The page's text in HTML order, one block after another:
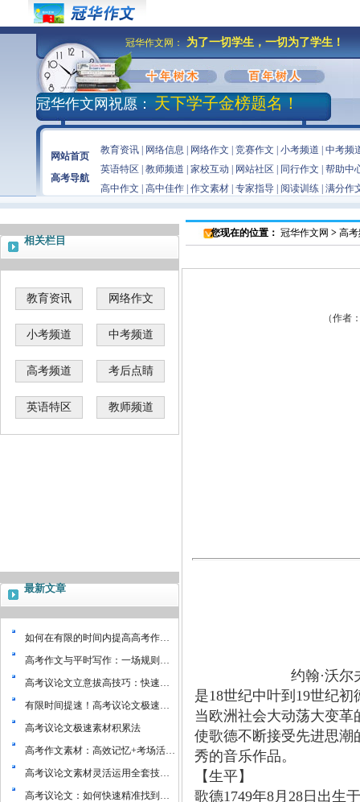
冠华作文网： 为了一切学生，一切为了学生！
冠华作文网祝愿： 天下学子金榜题名！
网站首页
高考导航
教育资讯| 网络信息 网络作文 竞赛作文 小考频道
中考频
英语特区
教师频道 家校互动 网站社区 同行作文
帮助中
高中作文
高中佳作| 作文素材| 专家指导| 阅读训练| 满分作
相关栏目
教育资讯 网络作文
小考频道 中考频道
高考频道 考后点睛
英语特区 教师频道
最新文章
如何在有限的时间内提高高考作…
高考作文与平时写作：一场规则…
高考议论文立意拔高技巧：快速…
有限时间提速！高考议论文极速…
高考议论文极速素材积累法
高考作文素材：高效记忆+考场活…
高考议论文素材灵活运用全套技…
高考议论文：如何快速精准找到…
您现在的位置： 冠华作文网 > 高
（作者
约翰·沃尔
是18世纪中叶到19世纪
当欧洲社会大动荡大变
使歌德不断接受先进思潮
秀的音乐作品。
【生平】
歌德1749年8月28日出生